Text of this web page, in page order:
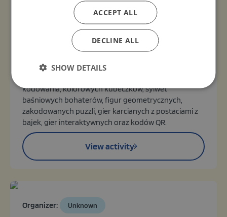
Code Week w bibliotece - kodowanie z
bohaterami baśni i bajek
13, Oct 2025 - 31, Oct 2026
Otwarte zajęcia edukacyjne z nauczycielami i uczniami
przedszkoli oraz klas I-III szkoły podstawowej.
Czytanie opowiadania "Narysuj mi bajkę" połączone z
kodowania, kolorowych kubeczków, sylwet
baśniowych bohaterów, figur geometrycznych,
zakodowanych puzzli, gier karcianych z postaciami z
bajek, gier interaktywnych oraz kodów QR.
View activity
Organizer: Unknown
ACCEPT ALL
DECLINE ALL
SHOW DETAILS